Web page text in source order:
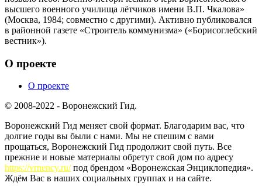
высшего военного училища лётчиков имени В.П. Чкалова»
(Москва, 1984; совместно с другими). Активно публиковался
в районной газете «Строитель коммунизма» («Борисоглебский
вестник»).
О проекте
О проекте
© 2008-2022 - Воронежский Гид.
Воронежский Гид меняет свой формат. Благодарим вас, что
долгие годы вы были с нами. Мы не спешим с вами
прощаться, Воронежский Гид продолжит свой путь. Все
прежние и новые материалы обретут свой дом по адресу
https://vrnency.ru/под брендом «Воронежская Энциклопедия».
Ждём Вас в наших социальных группах и на сайте.